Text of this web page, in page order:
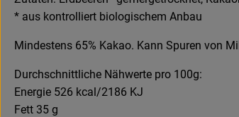
* aus kontrolliert biologischem Anbau
Mindestens 65% Kakao. Kann Spuren von
Durchschnittliche Nähwerte pro 100g:
Energie 526 kcal/2186 KJ
Fett 35 g